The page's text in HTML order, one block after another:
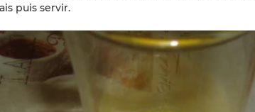
puis servir.